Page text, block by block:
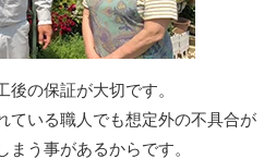
の保証が大切です。
ている職人でも想定外の不具合が
う事があるからです。